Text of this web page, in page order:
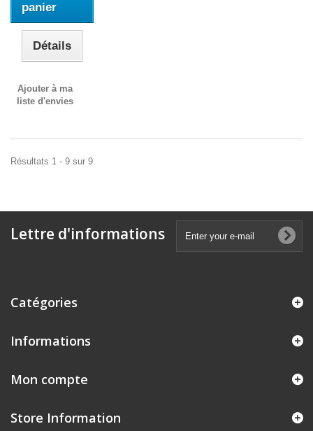
panier
Détails
Ajouter à ma
liste d'envies
Résultats 1 - 9 sur 9.
Lettre d'informations
Catégories
Informations
Mon compte
Store Information